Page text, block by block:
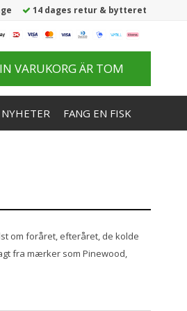
14 dages retur & bytteret
VARUKORG ÄR TOM
NYHETER FANG EN FISK
om foråret, efteråret, de kolde
fra mærker som Pinewood,